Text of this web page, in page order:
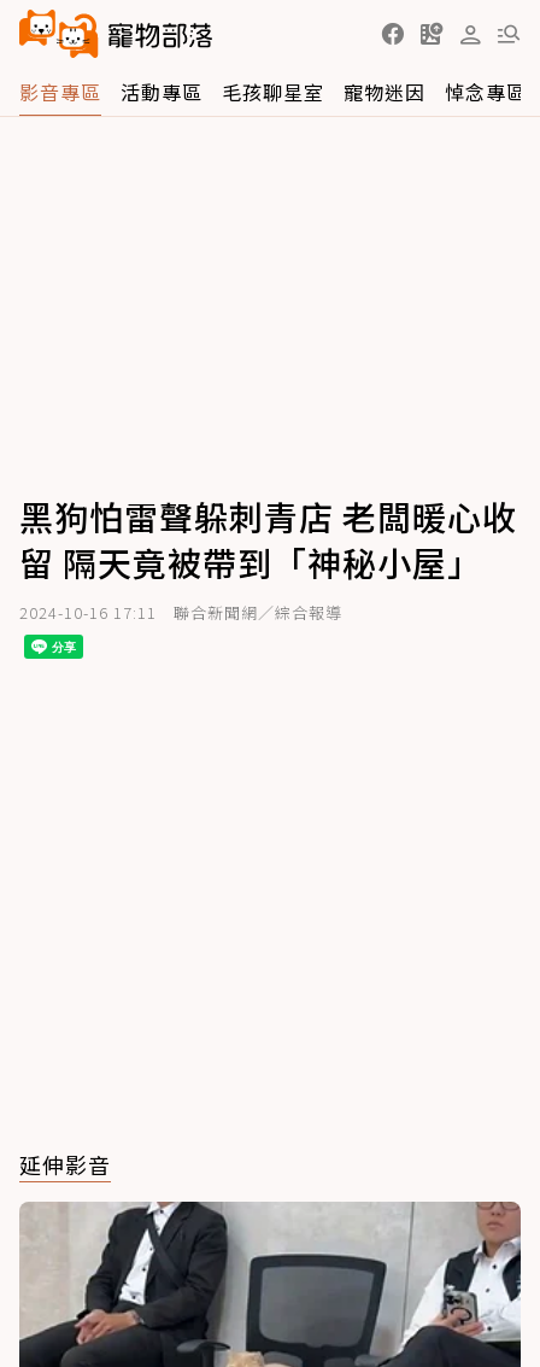
影音專區 活動專區 毛孩聊星室 寵物迷因 悼念專區
黑狗怕雷聲躲刺青店 老闆暖心收
留 隔天竟被帶到「神秘小屋」
2024-10-16 17:11 聯合新聞網／綜合報導
延伸影音